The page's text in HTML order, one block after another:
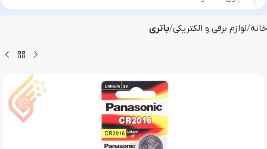
خانه لوازم برقی و الکتریکی باتری